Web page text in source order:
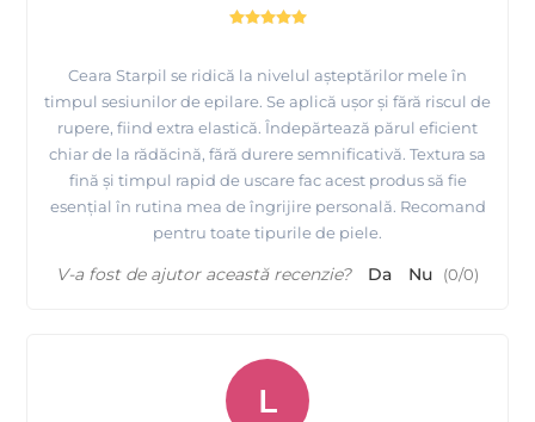
Ceara Starpil se ridică la nivelul așteptărilor mele în
timpul sesiunilor de epilare. Se aplică ușor și fără riscul de
rupere, fiind extra elastică. Îndepărtează părul eficient
chiar de la rădăcină, fără durere semnificativă. Textura sa
fină și timpul rapid de uscare fac acest produs să fie
esențial în rutina mea de îngrijire personală. Recomand
pentru toate tipurile de piele.
V-a fost de ajutor această recenzie? Da Nu (0/0)
L